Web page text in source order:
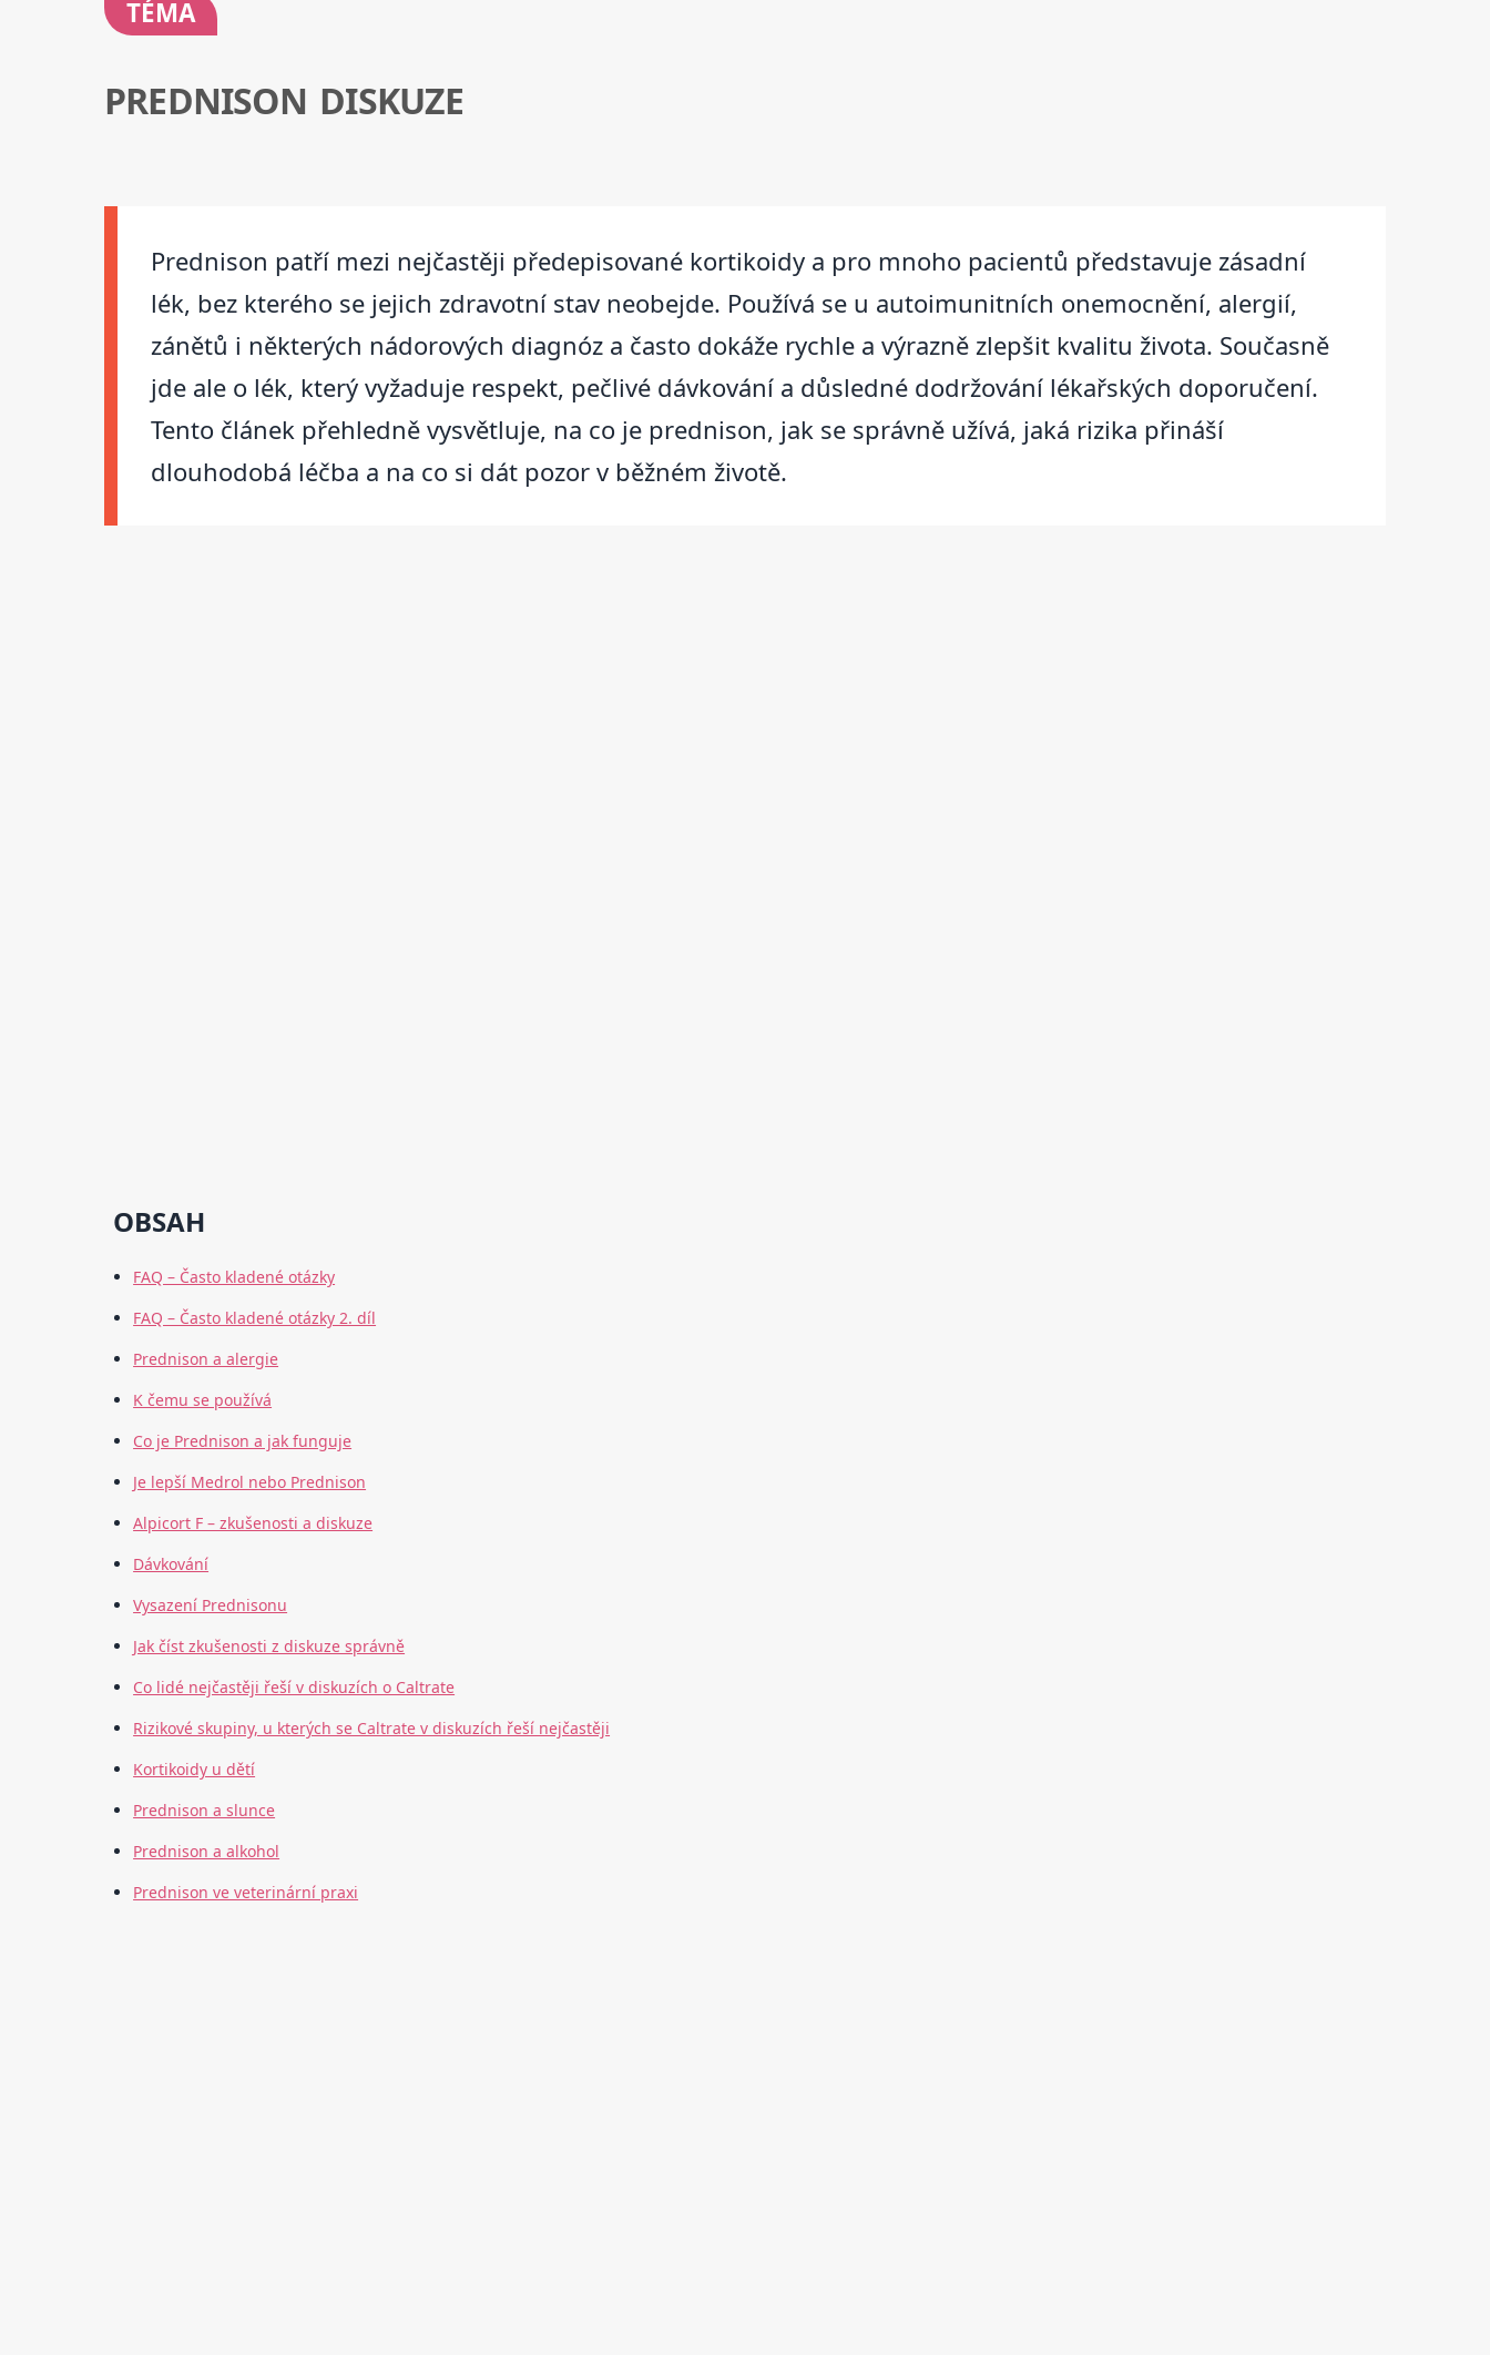
TÉMA
PREDNISON DISKUZE
Prednison patří mezi nejčastěji předepisované kortikoidy a pro mnoho pacientů představuje zásadní
lék, bez kterého se jejich zdravotní stav neobejde. Používá se u autoimunitních onemocnění, alergií,
zánětů i některých nádorových diagnóz a často dokáže rychle a výrazně zlepšit kvalitu života. Současně
jde ale o lék, který vyžaduje respekt, pečlivé dávkování a důsledné dodržování lékařských doporučení.
Tento článek přehledně vysvětluje, na co je prednison, jak se správně užívá, jaká rizika přináší
dlouhodobá léčba a na co si dát pozor v běžném životě.
OBSAH
FAQ – Často kladené otázky
FAQ – Často kladené otázky 2. díl
Prednison a alergie
K čemu se používá
Co je Prednison a jak funguje
Je lepší Medrol nebo Prednison
Alpicort F – zkušenosti a diskuze
Dávkování
Vysazení Prednisonu
Jak číst zkušenosti z diskuze správně
Co lidé nejčastěji řeší v diskuzích o Caltrate
Rizikové skupiny, u kterých se Caltrate v diskuzích řeší nejčastěji
Kortikoidy u dětí
Prednison a slunce
Prednison a alkohol
Prednison ve veterinární praxi